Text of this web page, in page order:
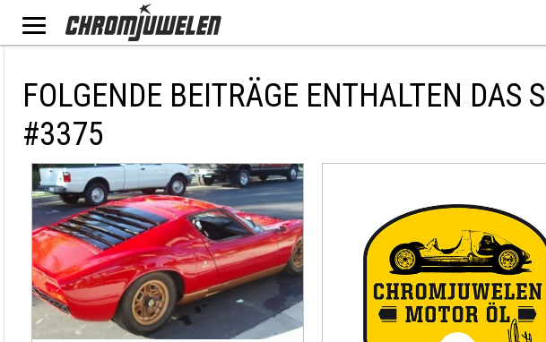
FOLGENDE BEITRÄGE ENTHALTEN
#3375